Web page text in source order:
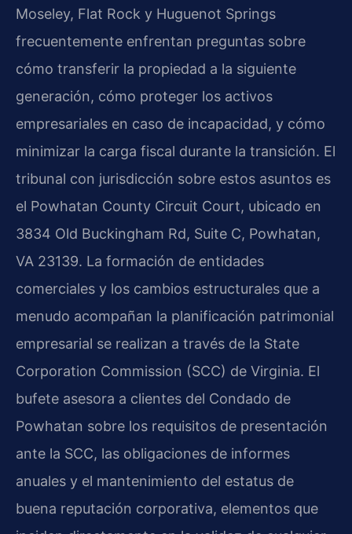
Moseley, Flat Rock y Huguenot Springs
frecuentemente enfrentan preguntas sobre
cómo transferir la propiedad a la siguiente
generación, cómo proteger los activos
empresariales en caso de incapacidad, y cómo
minimizar la carga fiscal durante la transición. El
tribunal con jurisdicción sobre estos asuntos es
el Powhatan County Circuit Court, ubicado en
3834 Old Buckingham Rd, Suite C, Powhatan,
VA 23139. La formación de entidades
comerciales y los cambios estructurales que a
menudo acompañan la planificación patrimonial
empresarial se realizan a través de la State
Corporation Commission (SCC) de Virginia. El
bufete asesora a clientes del Condado de
Powhatan sobre los requisitos de presentación
ante la SCC, las obligaciones de informes
anuales y el mantenimiento del estatus de
buena reputación corporativa, elementos que